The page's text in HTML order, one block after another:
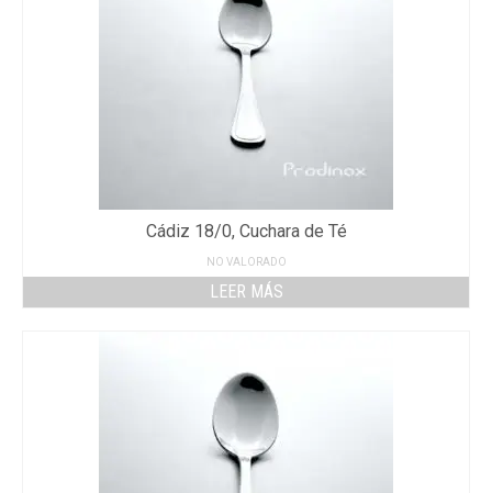
Cádiz 18/0, Cuchara de Té
NO VALORADO
LEER MÁS